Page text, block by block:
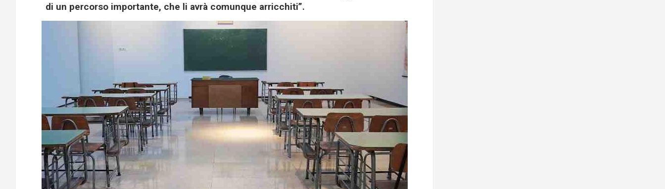
di un percorso importante, che li avrà comunque arricchiti”.